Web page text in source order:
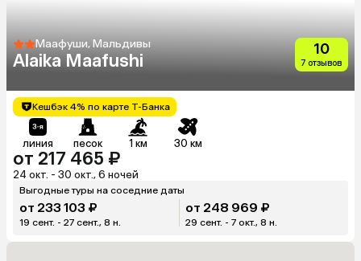
Маафуши, Мальдивы
Alaika Maafushi
10
7 отзывов
Кешбэк 4% по карте Т-Банка
линия песок 1 км 30 км
от 217 465 ₽
24 окт. - 30 окт., 6 ночей
Выгодные туры на соседние даты
от 233 103 ₽
19 сент. - 27 сент., 8 н.
от 248 969 ₽
29 сент. - 7 окт., 8 н.